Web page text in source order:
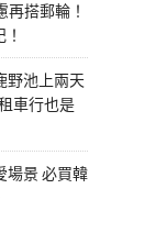
再搭郵輪！
野池上兩天
車行也是
場景 必買韓